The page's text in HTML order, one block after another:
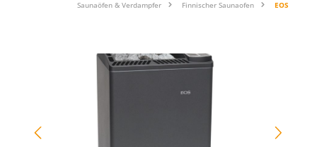
Saunaöfen & Verdampfer Finnischer Saunaofen EOS
Bildergalerie überspringen